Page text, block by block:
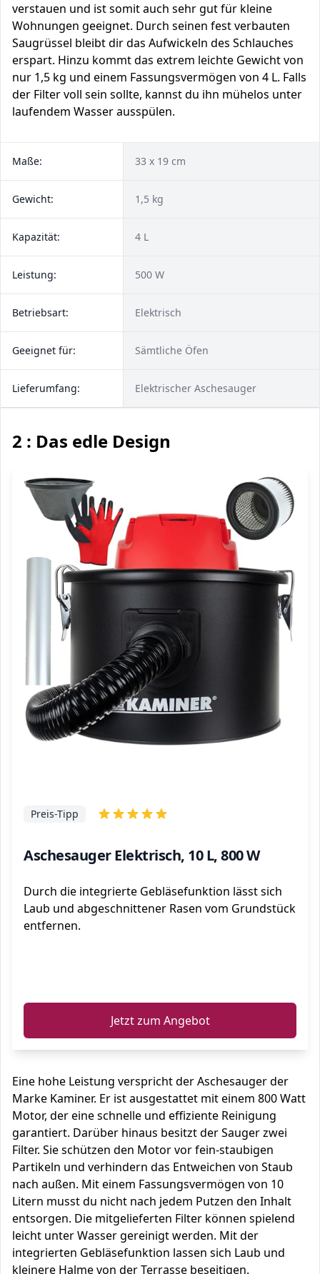
verstauen und ist somit auch sehr gut für kleine
Wohnungen geeignet. Durch seinen fest verbauten
Saugrüssel bleibt dir das Aufwickeln des Schlauches
erspart. Hinzu kommt das extrem leichte Gewicht von
nur 1,5 kg und einem Fassungsvermögen von 4 L. Falls
der Filter voll sein sollte, kannst du ihn mühelos unter
laufendem Wasser ausspülen.
Maße: 33 x 19 cm
Gewicht: 1,5 kg
Kapazität: 4 L
Leistung: 500 W
Betriebsart: Elektrisch
Geeignet für: Sämtliche Öfen
Lieferumfang: Elektrischer Aschesauger
2 : Das edle Design
Aschesauger Elektrisch, 10 L, 800 W
Preis-Tipp
Durch die integrierte Gebläsefunktion lässt sich
Laub und abgeschnittener Rasen vom Grundstück
entfernen.
Jetzt zum Angebot
Eine hohe Leistung verspricht der Aschesauger der
Marke Kaminer. Er ist ausgestattet mit einem 800 Watt
Motor, der eine schnelle und effiziente Reinigung
garantiert. Darüber hinaus besitzt der Sauger zwei
Filter. Sie schützen den Motor vor fein-staubigen
Partikeln und verhindern das Entweichen von Staub
nach außen. Mit einem Fassungsvermögen von 10
Litern musst du nicht nach jedem Putzen den Inhalt
entsorgen. Die mitgelieferten Filter können spielend
leicht unter Wasser gereinigt werden. Mit der
integrierten Gebläsefunktion lassen sich Laub und
kleinere Halme von der Terrasse beseitigen.